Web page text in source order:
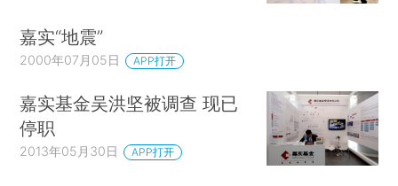
嘉实“地震”
2000年07月05日 APP打开
嘉实基金吴洪坚被调查 现已
停职
2013年05月30日 APP打开